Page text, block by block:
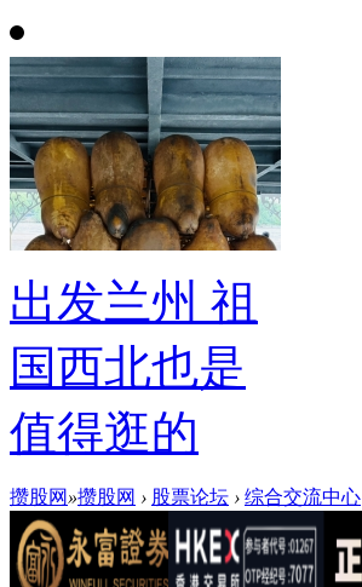
出发兰州 祖
国西北也是
值得逛的
攒股网 »攒股网 › 股票论坛 › 综合交流中心